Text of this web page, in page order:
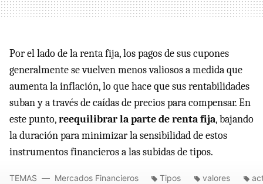
Por el lado de la renta fija, los pagos de sus cupones
generalmente se vuelven menos valiosos a medida que
aumenta la inflación, lo que hace que sus rentabilidades
suban y a través de caídas de precios para compensar. En
este punto,reequilibrar la parte de renta fija, bajando
la duración para minimizar la sensibilidad de estos
instrumentos financieros a las subidas de tipos.
TEMAS Mercados Financieros Tipos valores